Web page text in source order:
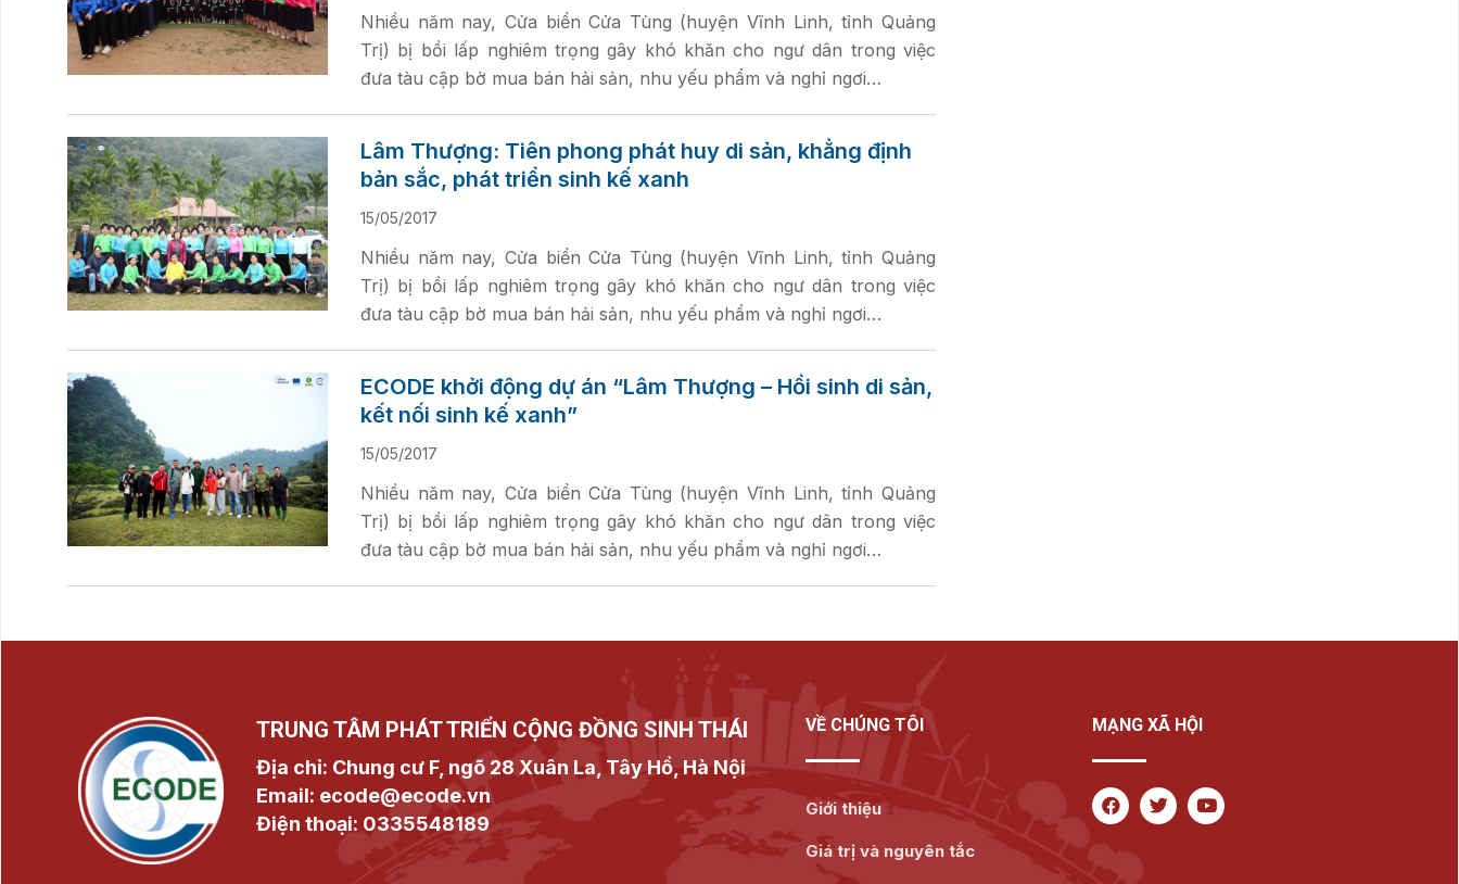
Nhiều năm nay, Cửa biển Cửa Tùng (huyện Vĩnh Linh, tỉnh Quảng
Trị) bị bồi lấp nghiêm trọng gây khó khăn cho ngư dân trong việc
đưa tàu cập bờ mua bán hải sản, nhu yếu phẩm và nghỉ ngơi…
Lâm Thượng: Tiên phong phát huy di sản, khẳng định
bản sắc, phát triển sinh kế xanh
15/05/2017
Nhiều năm nay, Cửa biển Cửa Tùng (huyện Vĩnh Linh, tỉnh Quảng
Trị) bị bồi lấp nghiêm trọng gây khó khăn cho ngư dân trong việc
đưa tàu cập bờ mua bán hải sản, nhu yếu phẩm và nghỉ ngơi…
ECODE khởi động dự án “Lâm Thượng – Hồi sinh di sản,
kết nối sinh kế xanh”
15/05/2017
Nhiều năm nay, Cửa biển Cửa Tùng (huyện Vĩnh Linh, tỉnh Quảng
Trị) bị bồi lấp nghiêm trọng gây khó khăn cho ngư dân trong việc
đưa tàu cập bờ mua bán hải sản, nhu yếu phẩm và nghỉ ngơi…
TRUNG TÂM PHÁT TRIỂN CỘNG ĐỒNG SINH THÁI
Địa chỉ: Chung cư F, ngõ 28 Xuân La, Tây Hồ, Hà Nội
Email: ecode@ecode.vn
Điện thoại: 0335548189
VỀ CHÚNG TÔI
Giới thiệu
Giá trị và nguyên tắc
MẠNG XÃ HỘI